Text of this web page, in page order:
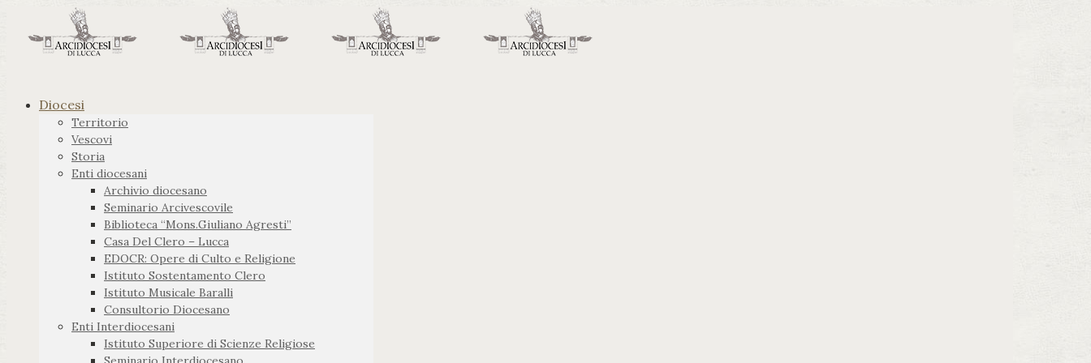
Diocesi
Territorio
Vescovi
Storia
Enti diocesani
Archivio diocesano
Seminario Arcivescovile
Biblioteca “Mons.Giuliano Agresti”
Casa Del Clero – Lucca
EDOCR: Opere di Culto e Religione
Istituto Sostentamento Clero
Istituto Musicale Baralli
Consultorio Diocesano
Enti Interdiocesani
Istituto Superiore di Scienze Religiose